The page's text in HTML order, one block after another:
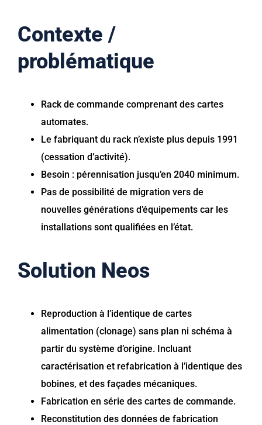
Contexte /
problématique
Rack de commande comprenant des cartes
automates.
Le fabriquant du rack n’existe plus depuis 1991
(cessation d’activité).
Besoin : pérennisation jusqu’en 2040 minimum.
Pas de possibilité de migration vers de
nouvelles générations d’équipements car les
installations sont qualifiées en l’état.
Solution Neos
Reproduction à l’identique de cartes
alimentation (clonage) sans plan ni schéma à
partir du système d’origine. Incluant
caractérisation et refabrication à l’identique des
bobines, et des façades mécaniques.
Fabrication en série des cartes de commande.
Reconstitution des données de fabrication